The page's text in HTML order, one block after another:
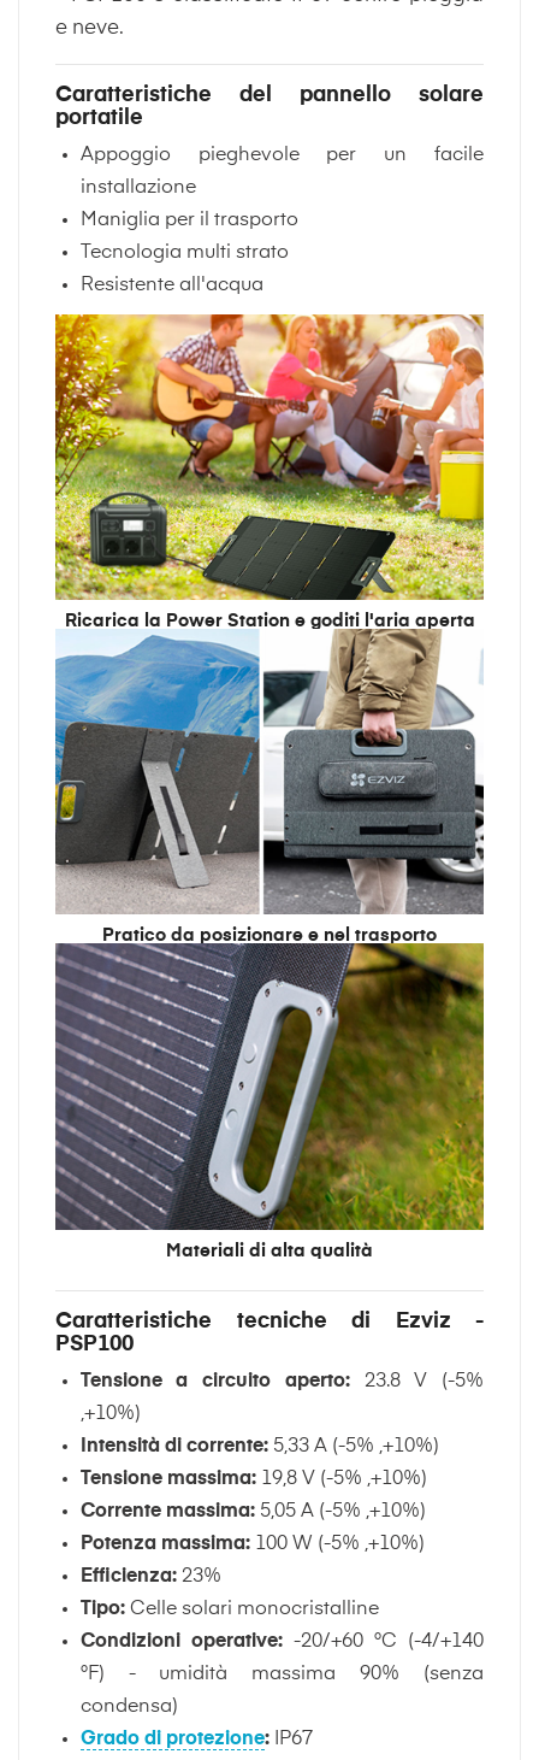
e neve.
Caratteristiche del pannello solare
portatile
Appoggio pieghevole per un facile
installazione
Maniglia per il trasporto
Tecnologia multi strato
Resistente all'acqua
Ricarica la Power Station e goditi l'aria aperta
Pratico da posizionare e nel trasporto
Materiali di alta qualità
Caratteristiche tecniche di Ezviz -
PSP100
Tensione a circuito aperto: 23.8 V (-5%
,+10%)
Intensità di corrente:5,33 A (-5% ,+10%)
Tensione massima:19,8 V (-5% ,+10%)
Corrente massima:5,05 A (-5% ,+10%)
Potenza massima:100 W (-5% ,+10%)
Efficienza:23%
Tipo:Celle solari monocristalline
Condizioni operative: -20/+60 °C (-4/+140
°F) - umidità massima 90% (senza
condensa)
Grado di protezione:IP67